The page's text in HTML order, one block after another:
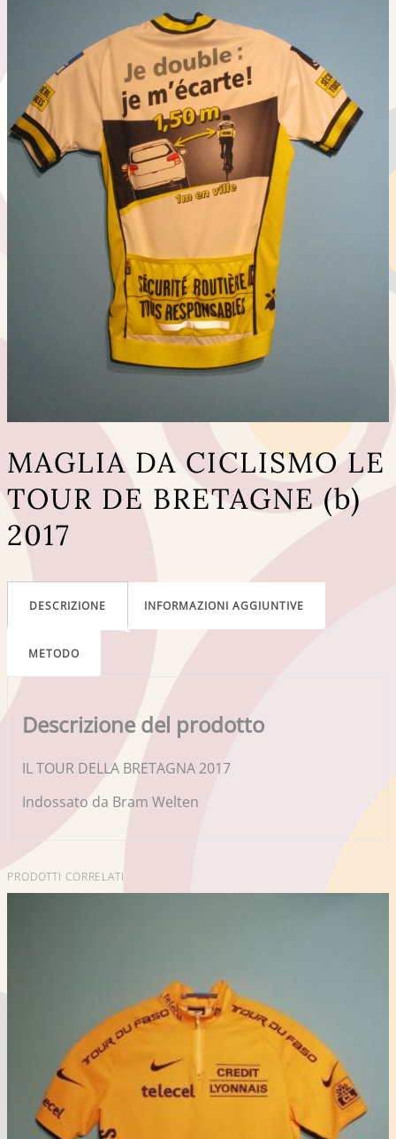
MAGLIA DA CICLISMO LE
TOUR DE BRETAGNE (b)
2017
DESCRIZIONE INFORMAZIONI AGGIUNTIVE
METODO
Descrizione del prodotto
IL TOUR DELLA BRETAGNA 2017
Indossato da Bram Welten
PRODOTTI CORRELATI